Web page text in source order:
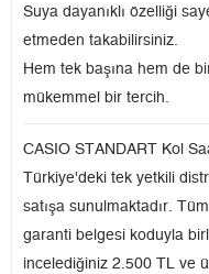
Suya dayanıklı özelliği
etmeden takabilirsiniz.
Hem tek başına hem de
mükemmel bir tercih.
CASIO STANDART Kol
Türkiye'deki tek yetkili
satışa sunulmaktadır.
garanti belgesi koduyla
incelediğiniz 2.500 TL ve